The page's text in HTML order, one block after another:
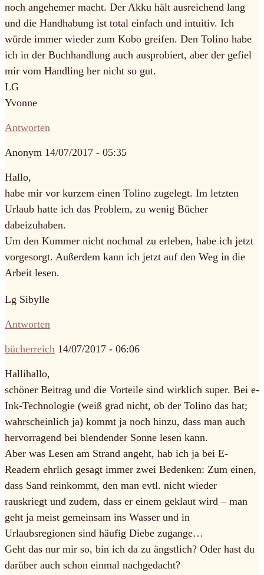
noch angehemer macht. Der Akku hält ausreichend lang
und die Handhabung ist total einfach und intuitiv. Ich
würde immer wieder zum Kobo greifen. Den Tolino habe
ich in der Buchhandlung auch ausprobiert, aber der gefiel
mir vom Handling her nicht so gut.
LG
Yvonne
Antworten
Anonym 14/07/2017 - 05:35
Hallo,
habe mir vor kurzem einen Tolino zugelegt. Im letzten
Urlaub hatte ich das Problem, zu wenig Bücher
dabeizuhaben.
Um den Kummer nicht nochmal zu erleben, habe ich jetzt
vorgesorgt. Außerdem kann ich jetzt auf den Weg in die
Arbeit lesen.
Lg Sibylle
Antworten
bücherreich 14/07/2017 - 06:06
Hallihallo,
schöner Beitrag und die Vorteile sind wirklich super. Bei e-
Ink-Technologie (weiß grad nicht, ob der Tolino das hat;
wahrscheinlich ja) kommt ja noch hinzu, dass man auch
hervorragend bei blendender Sonne lesen kann.
Aber was Lesen am Strand angeht, hab ich ja bei E-
Readern ehrlich gesagt immer zwei Bedenken: Zum einen,
dass Sand reinkommt, den man evtl. nicht wieder
rauskriegt und zudem, dass er einem geklaut wird – man
geht ja meist gemeinsam ins Wasser und in
Urlaubsregionen sind häufig Diebe zugange…
Geht das nur mir so, bin ich da zu ängstlich? Oder hast du
darüber auch schon einmal nachgedacht?